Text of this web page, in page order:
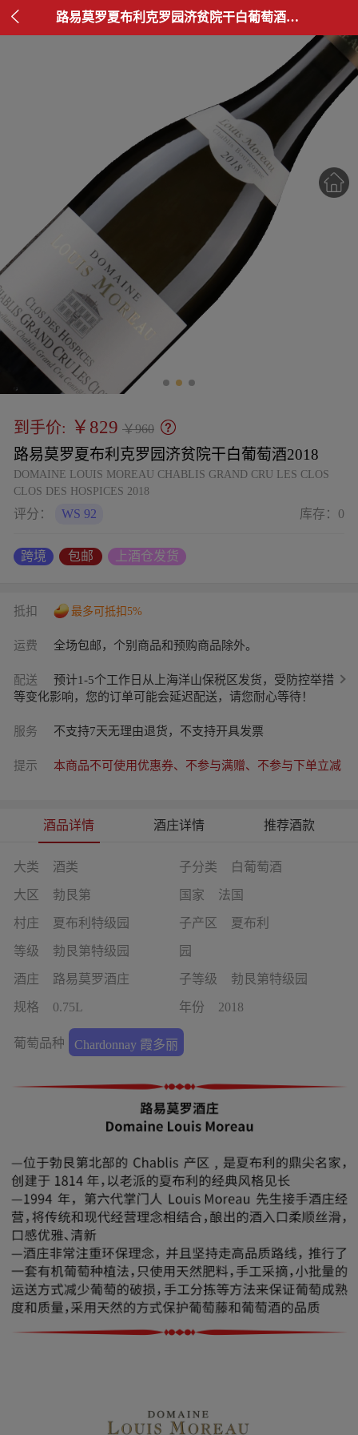
 路易莫罗夏布利克罗园济贫院干白葡萄酒2018
到手价: ￥829 ￥960
路易莫罗夏布利克罗园济贫院干白葡萄酒2018
DOMAINE LOUIS MOREAU CHABLIS GRAND CRU LES CLOS
CLOS DES HOSPICES 2018
评分： WS 92 库存： 0
跨境 包邮 上酒仓发货
抵扣 最多可抵扣5%
运费 全场包邮，个别商品和预购商品除外。
配送
预计1-5个工作日从上海洋山保税区发货，受防控举措
等变化影响，您的订单可能会延迟配送，请您耐心等待！
服务 不支持7天无理由退货，不支持开具发票
提示 本商品不可使用优惠券、不参与满赠、不参与下单立减
酒品详情 酒庄详情 推荐酒款
大类 酒类
大区 勃艮第
村庄 夏布利特级园
等级 勃艮第特级园
酒庄 路易莫罗酒庄
规格 0.75L
子分类 白葡萄酒
国家 法国
子产区 夏布利
园
子等级 勃艮第特级园
年份 2018
葡萄品种 Chardonnay 霞多丽